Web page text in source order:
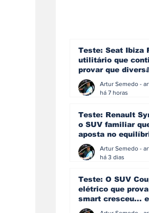
Teste: Seat Ibiza
utilitário que
provar que
eficiência e
simplicidade
há 7 horas
Teste: Renault
o SUV familiar
aposta no
ainda acredita na
manualhá 3 dias
Teste: O SUV
elétrico que
smart cresceu... e
amadureceu